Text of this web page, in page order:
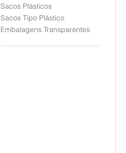
Sacos Plásticos
Sacos Tipo Plástico
Embalagens Transparentes